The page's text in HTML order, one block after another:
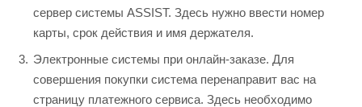
сервер системы ASSIST. Здесь нужно ввести номер
карты, срок действия и имя держателя.
Электронные системы при онлайн-заказе. Для
совершения покупки система перенаправит вас на
страницу платежного сервиса. Здесь необходимо